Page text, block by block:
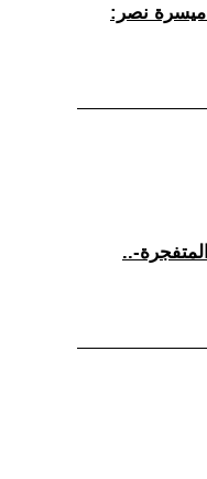
ميسرة نصر:
المتفجرة-..